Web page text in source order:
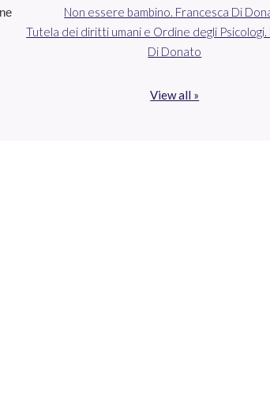
Non essere bambino. Francesca Di
Tutela dei diritti umani e Ordine degli Psicologi.
Di Donato
View all »